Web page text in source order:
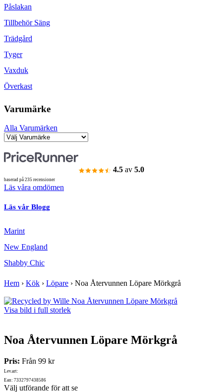
Påslakan
Tillbehör Säng
Trädgård
Tyger
Vaxduk
Överkast
Varumärke
Alla Varumärken
4.5 av 5.0
baserad på 235 recensioner
Läs våra omdömen
Läs vår Blogg
Marint
New England
Shabby Chic
Hem › Kök › Löpare › Noa Återvunnen Löpare Mörkgrå
Visa bild i full storlek
Noa Återvunnen Löpare Mörkgrå
Pris: Från 99 kr
Lev.art:
Ean: 7332797438586
Välj utförande för att se